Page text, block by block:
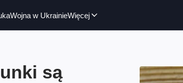
Wojna w UkrainieWięcej
są